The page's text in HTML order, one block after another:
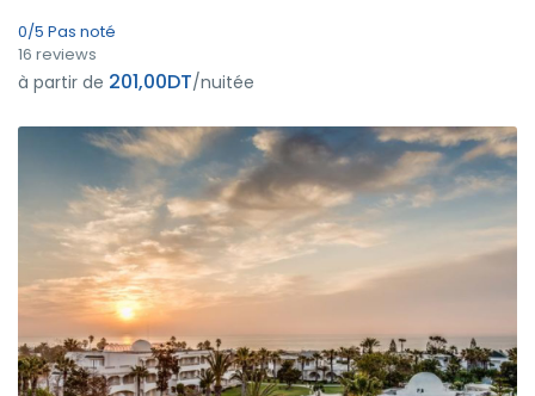
0/5 Pas noté
16 reviews
à partir de 201,00DT/nuitée